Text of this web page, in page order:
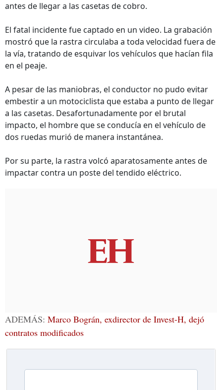
antes de llegar a las casetas de cobro.
El fatal incidente fue captado en un video. La grabación
mostró que la rastra circulaba a toda velocidad fuera de
la vía, tratando de esquivar los vehículos que hacían fila
en el peaje.
A pesar de las maniobras, el conductor no pudo evitar
embestir a un motociclista que estaba a punto de llegar
a las casetas. Desafortunadamente por el brutal
impacto, el hombre que se conducía en el vehículo de
dos ruedas murió de manera instantánea.
Por su parte, la rastra volcó aparatosamente antes de
impactar contra un poste del tendido eléctrico.
ADEMÁS: Marco Bográn, exdirector de Invest-H, dejó
contratos modificados